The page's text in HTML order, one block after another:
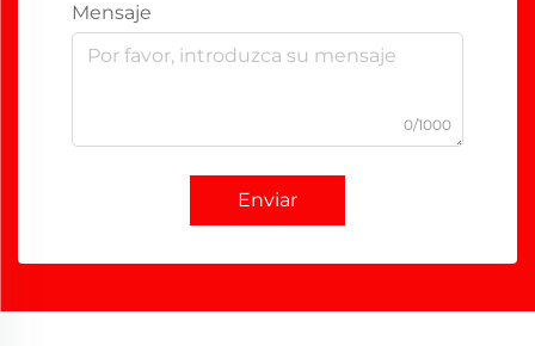
Mensaje
0/1000
Enviar